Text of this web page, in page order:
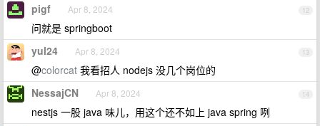
12
pigf Apr 8, 2024
问就是 springboot
13
yul24 Apr 8, 2024
@colorcat 我看招人 nodejs 没几个岗位的
14
NessajCN Apr 8, 2024
nestjs 一股 java 味儿，用这个还不如上 java spring 咧